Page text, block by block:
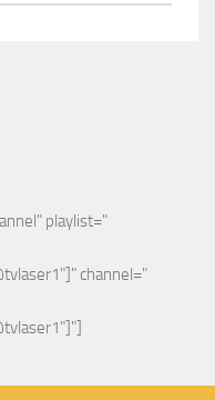
playlist="
channel="